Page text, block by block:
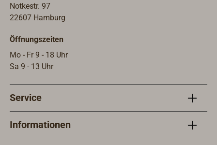
Notkestr. 97
22607 Hamburg
Öffnungszeiten
Mo - Fr 9 - 18 Uhr
Sa 9 - 13 Uhr
Service
Informationen